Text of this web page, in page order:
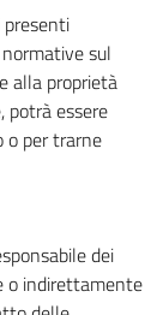
sul
alla proprietà
essere
o per trarne
dei
o indirettamente